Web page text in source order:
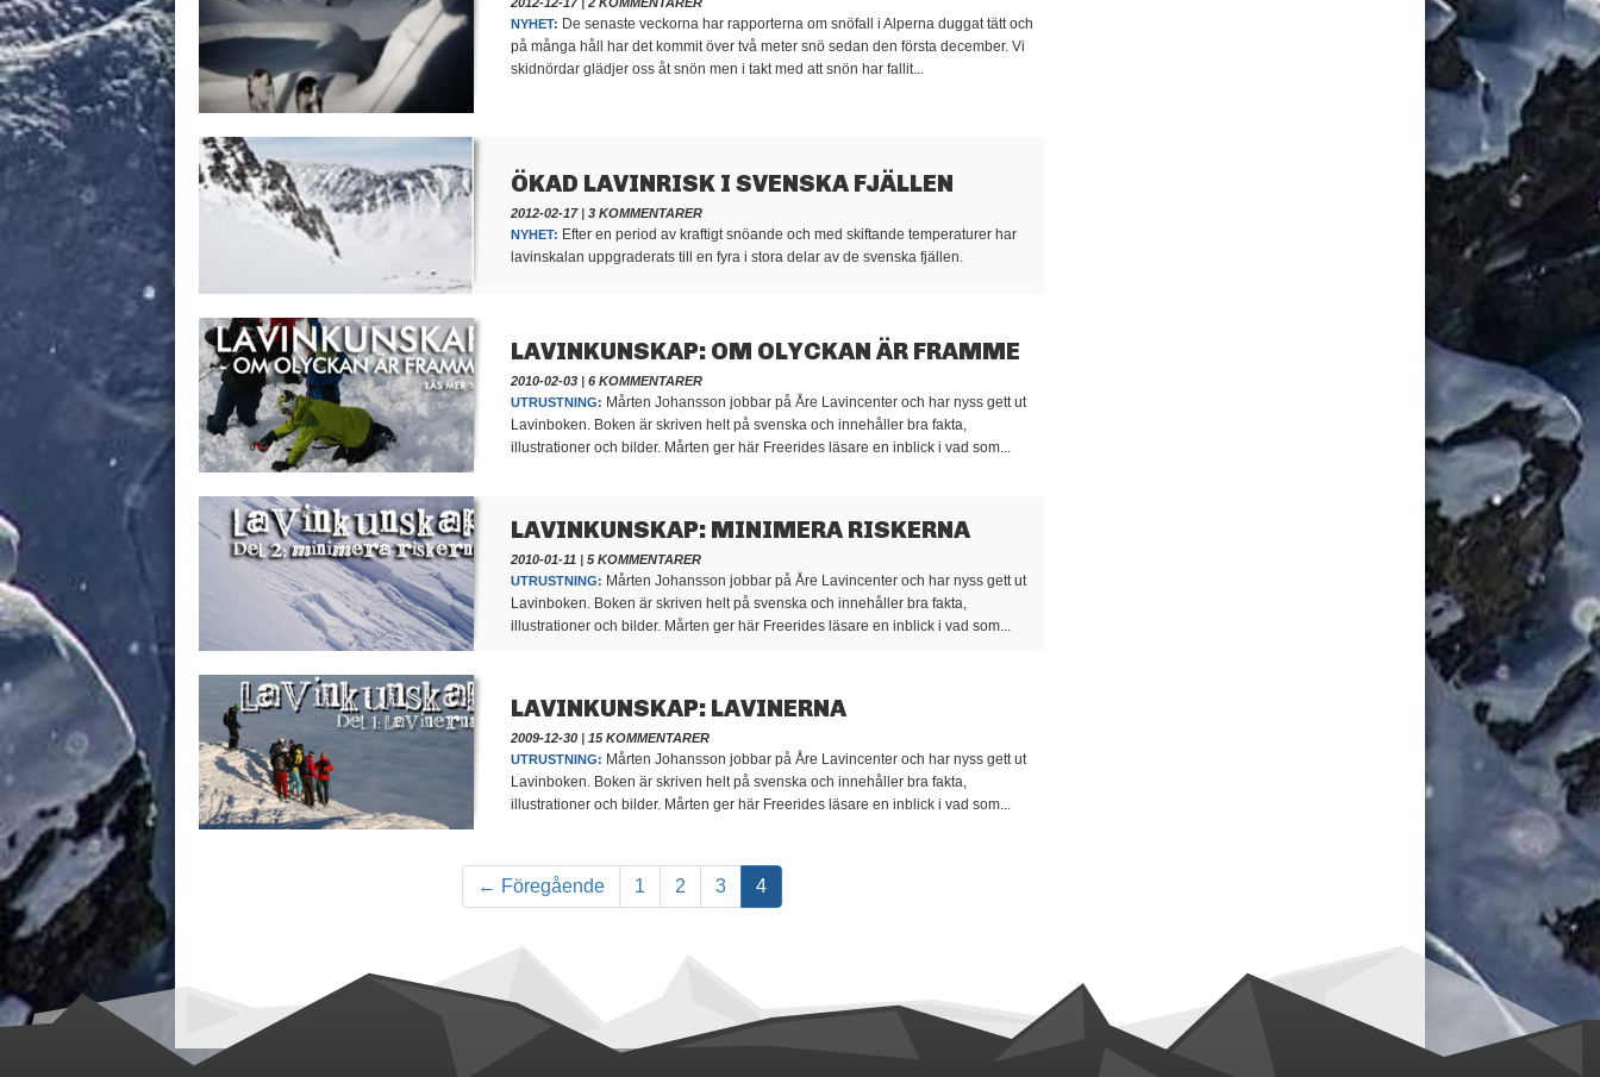
NYHET: De senaste veckorna har rapporterna om snöfall i Alperna duggat tätt och
på många håll har det kommit över två meter snö sedan den första december. Vi
skidnördar glädjer oss åt snön men i takt med att snön har fallit...
ÖKAD LAVINRISK I SVENSKA FJÄLLEN
2012-02-17| 3 KOMMENTARER
NYHET: Efter en period av kraftigt snöande och med skiftande temperaturer har
lavinskalan uppgraderats till en fyra i stora delar av de svenska fjällen.
LAVINKUNSKAP: OM OLYCKAN ÄR FRAMME
2010-02-03 | 6 KOMMENTARER
UTRUSTNING: Mårten Johansson jobbar på Åre Lavincenter och har nyss gett ut
Lavinboken. Boken är skriven helt på svenska och innehåller bra fakta,
illustrationer och bilder. Mårten ger här Freerides läsare en inblick i vad som...
LAVINKUNSKAP: MINIMERA RISKERNA
2010-01-11 | 5 KOMMENTARER
UTRUSTNING: Mårten Johansson jobbar på Åre Lavincenter och har nyss gett ut
Lavinboken. Boken är skriven helt på svenska och innehåller bra fakta,
illustrationer och bilder. Mårten ger här Freerides läsare en inblick i vad som...
LAVINKUNSKAP: LAVINERNA
2009-12-30 | 15 KOMMENTARER
UTRUSTNING: Mårten Johansson jobbar på Åre Lavincenter och har nyss gett ut
Lavinboken. Boken är skriven helt på svenska och innehåller bra fakta,
illustrationer och bilder. Mårten ger här Freerides läsare en inblick i vad som...
← Föregående 1 2 3 4